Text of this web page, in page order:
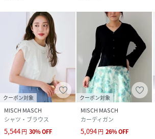
クーポン対象
MISCH MASCH
シャツ・ブラウス
5,544円 30%OFF
クーポン対象
MISCH MASCH
カーディガン
5,094円 26%OFF